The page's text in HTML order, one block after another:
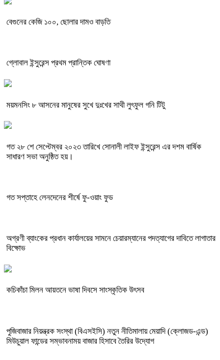
বেগুনের কেজি ১০০, ছোলার দামও বাড়তি
গ্লোবাল ইন্সুরেন্স প্রথম প্রান্তিক ঘোষণা
ময়মনসিং ৮ আসনের মানুষের সুখে দুঃখের সাথী লুৎফুল গনি টিটু
গত ২৮ শে সেপ্টেম্বর ২০২৩ তারিখে সোনালী লাইফ ইন্সুরেন্স এর দশম বার্ষিক
সাধারণ সভা অনুষ্ঠিত হয়।
গত সপ্তাহে লেনদেনের শীর্ষে ফু-ওয়াং ফুড
অগ্রণী ব্যাংকের প্রধান কার্যালয়ের সামনে চেয়ারম্যানের পদত্যাগের দাবিতে লাগাতার
বিক্ষোভ
কচিকাঁচা মিলন আয়তনে ভাষা দিবসে সাংস্কৃতিক উৎসব
পুজিবাজার নিয়ন্ত্রক সংস্থা (বিএসইসি) নতুন নীতিমালায় মেয়াদি (ক্লোজড-এন্ড)
মিউচুয়াল ফান্ডের সম্ভাবনাময় বাজার হিসাবে তৈরির উদ্যোগ